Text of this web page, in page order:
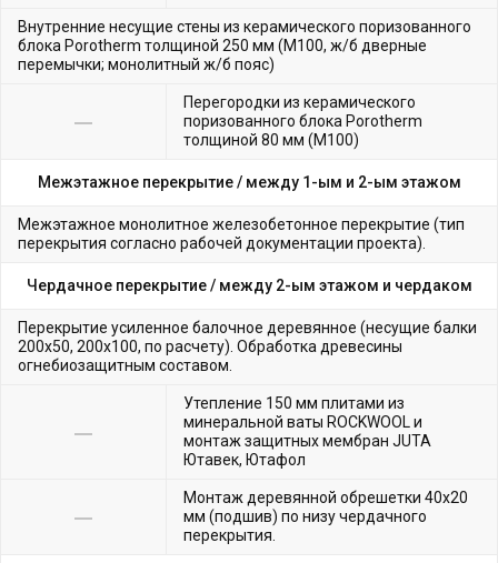
Внутренние несущие стены из керамического поризованного
блока Porotherm толщиной 250 мм (М100, ж/б дверные
перемычки; монолитный ж/б пояс)
Перегородки из керамического
поризованного блока Porotherm
толщиной 80 мм (М100)
Межэтажное перекрытие / между 1-ым и 2-ым этажом
Межэтажное монолитное железобетонное перекрытие (тип
перекрытия согласно рабочей документации проекта).
Чердачное перекрытие / между 2-ым этажом и чердаком
Перекрытие усиленное балочное деревянное (несущие балки
200х50, 200х100, по расчету). Обработка древесины
огнебиозащитным составом.
Утепление 150 мм плитами из
минеральной ваты ROCKWOOL и
монтаж защитных мембран JUTA
Ютавек, Ютафол
Монтаж деревянной обрешетки 40х20
мм (подшив) по низу чердачного
перекрытия.